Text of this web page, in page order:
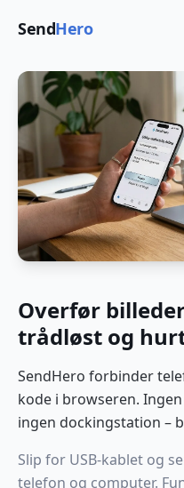
SendHero
Overfør
trådløst og
SendHero forbinder
kode i browseren.
ingen dockingstation –
Slip for USB-kablet og
telefon og computer.